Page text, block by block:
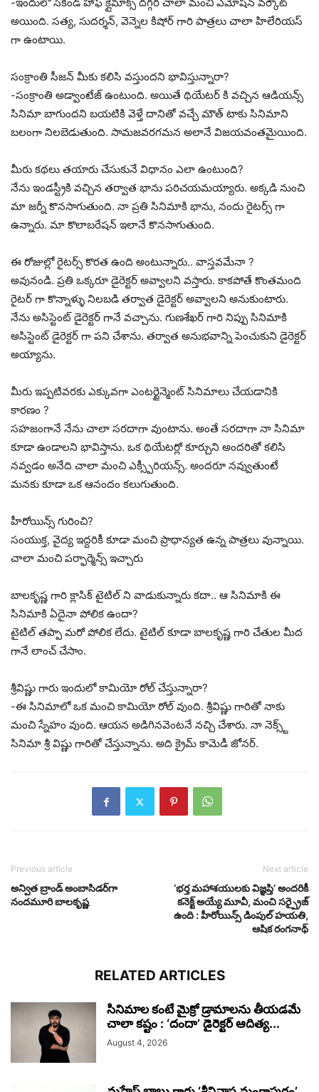
అయింది. సత్య, సుదర్శన్, వెన్నెల కిషోర్ గారి పాత్రలు చాలా హిలేరియస్
గా ఉంటాయి.
సంక్రాంతి సీజన్ మీకు కలిసి వస్తుందని భావిస్తున్నారా?
-సంక్రాంతి అడ్వాంటేజ్ ఉంటుంది. అయితే థియేటర్ కి వచ్చిన ఆడియన్స్
సినిమా బాగుందని బయటికి వెళ్తే దానితో వచ్చే మౌత్ టాకు సినిమాని
బలంగా నిలబెడుతుంది. సామజవరగమన అలానే విజయవంతమైయింది.
మీరు కథలు తయారు చేసుకునే విధానం ఎలా ఉంటుంది?
నేను ఇండస్ట్రీకి వచ్చిన తర్వాత భాను పరిచయమయ్యారు. అక్కడి నుంచి
మా జర్నీ కొనసాగుతుంది. నా ప్రతి సినిమాకి భాను, నందు రైటర్స్ గా
ఉన్నారు. మా కొలాబరేషన్ ఇలానే కొనసాగుతుంది.
ఈ రోజుల్లో రైటర్స్ కొరత ఉంది అంటున్నారు.. వాస్తవమేనా ?
అవునండి. ప్రతి ఒక్కరూ డైరెక్టర్ అవ్వాలని వస్తారు. కాకపోతే కొంతమంది
రైటర్ గా కొన్నాళ్ళు నిలబడి తర్వాత డైరెక్టర్ అవ్వాలని అనుకుంటారు.
నేను అసిస్టెంట్ డైరెక్టర్ గానే వచ్చాను. గుణశేఖర్ గారి నిప్పు సినిమాకి
అసిస్టెంట్ డైరెక్టర్ గా పని చేశాను. తర్వాత అనుభవాన్ని పెంచుకుని డైరెక్టర్
అయ్యాను.
మీరు ఇప్పటివరకు ఎక్కువగా ఎంటర్టైన్మెంట్ సినిమాలు చేయడానికి
కారణం ?
సహజంగానే నేను చాలా సరదాగా వుంటాను. అంతే సరదాగా నా సినిమా
కూడా ఉండాలని భావిస్తాను. ఒక థియేటర్లో కూర్చుని అందరితో కలిసి
నవ్వడం అనేది చాలా మంచి ఎక్స్పీరియన్స్. అందరూ నవ్వుతుంటే
మనకు కూడా ఒక ఆనందం కలుగుతుంది.
హీరోయిన్స్ గురించి?
సంయుక్త, వైద్య ఇద్దరికీ కూడా మంచి ప్రాధాన్యత ఉన్న పాత్రలు వున్నాయి.
చాలా మంచి పర్ఫార్మెన్స్ ఇచ్చారు
బాలకృష్ణ గారి క్లాసిక్ టైటిల్ ని వాడుకున్నారు కదా.. ఆ సినిమాకి ఈ
సినిమాకి ఏదైనా పోలిక ఉందా?
టైటిల్ తప్పా మరో పోలిక లేదు. టైటిల్ కూడా బాలకృష్ణ గారి చేతుల మీద
గానే లాంచ్ చేసాం.
శ్రీవిష్ణు గారు ఇందులో కామియో రోల్ చేస్తున్నారా?
-ఈ సినిమాలో ఒక మంచి కామియో రోల్ వుంది. శ్రీవిష్ణు గారితో నాకు
మంచి స్నేహం వుంది. ఆయన అడిగినవెంటనే నచ్చి చేశారు. నా నెక్స్ట్
సినిమా శ్రీ విష్ణు గారితో చేస్తున్నాను. అది క్రైమ్ కామెడీ జోనర్.
Previous article
అన్విత బ్రాండ్ అంబాసిడర్‌గా
నందమూరి బాలకృష్ణ
Next article
‘భర్త మహాశయులకు విజ్ఞప్తి’ అందరికీ
కనెక్ట్ అయ్యే మూవీ, మంచి సర్ప్రైజ్
ఉంది : హీరోయిన్స్ డింపుల్ హయతి,
ఆషిక రంగనాథ్
RELATED ARTICLES
సినిమాల కంటే మైక్రో డ్రామాలను తీయడమే
చాలా కష్టం : ‘దందా’ డైరెక్ట‌ర్ ఆదిత్య...
August 4, 2026